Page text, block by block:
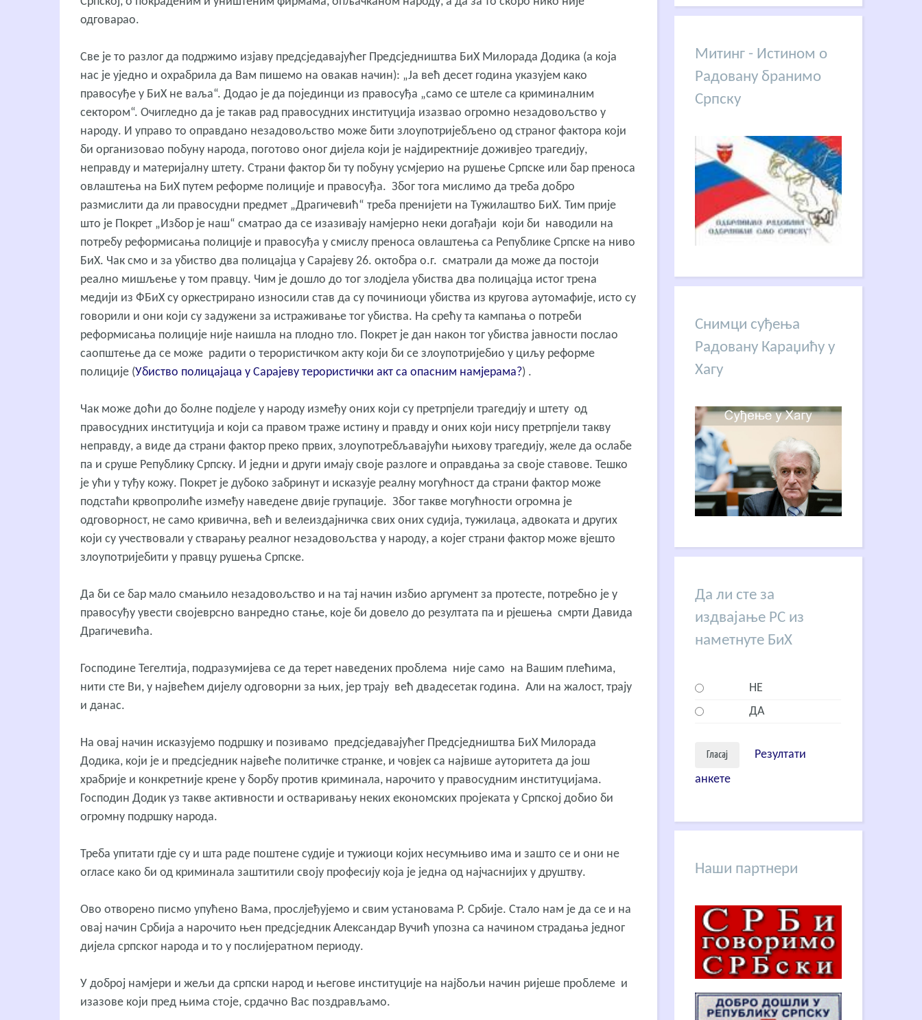
одговарао.
Све је то разлог да подржимо изјаву предсједавајућег Предсједништва БиХ Милорада Додика (а која
нас је уједно и охрабрила да Вам пишемо на овакав начин): „Ја већ десет година указујем како
правосуђе у БиХ не ваља“. Додао је да појединци из правосуђа „само се штеле са криминалним
сектором“. Очигледно да је такав рад правосудних институција изазвао огромно незадовољство у
народу. И управо то оправдано незадовољство може бити злоупотријебљено од страног фактора који
би организовао побуну народа, поготово оног дијела који је најдиректније доживјео трагедију,
неправду и материјалну штету. Страни фактор би ту побуну усмјерио на рушење Српске или бар преноса
овлаштења на БиХ путем реформе полиције и правосуђа. Због тога мислимо да треба добро
размислити да ли правосудни предмет „Драгичевић“ треба пренијети на Тужилаштво БиХ. Тим прије
што је Покрет „Избор је наш“ сматрао да се изазивају намјерно неки догађаји који би наводили на
потребу реформисања полиције и правосуђа у смислу преноса овлаштења са Републике Српске на ниво
БиХ. Чак смо и за убиство два полицајца у Сарајеву 26. октобра о.г. сматрали да може да постоји
реално мишљење у том правцу. Чим је дошло до тог злодјела убиства два полицајца истог трена
медији из ФБиХ су оркестрирано износили став да су починиоци убиства из кругова аутомафије, исто су
говорили и они који су задужени за истраживање тог убиства. На срећу та кампања о потреби
реформисања полиције није наишла на плодно тло. Покрет је дан након тог убиства јавности послао
саопштење да се може радити о терористичком акту који би се злоупотријебио у циљу реформе
полиције (Убиство полицајаца у Сарајеву терористички акт са опасним намјерама?) .
Чак може доћи до болне подјеле у народу између оних који су претрпјели трагедију и штету од
правосудних институција и који са правом траже истину и правду и оних који нису претрпјели такву
неправду, а виде да страни фактор преко првих, злоупотребљавајући њихову трагедију, желе да ослабе
па и сруше Републику Српску. И једни и други имају своје разлоге и оправдања за своје ставове. Тешко
је ући у туђу кожу. Покрет је дубоко забринут и исказује реалну могућност да страни фактор може
подстаћи крвопролиће између наведене двије групације. Због такве могућности огромна је
одговорност, не само кривична, већ и велеиздајничка свих оних судија, тужилаца, адвоката и других
који су учествовали у стварању реалног незадовољства у народу, а којег страни фактор може вјешто
злоупотријебити у правцу рушења Српске.
Да би се бар мало смањило незадовољство и на тај начин избио аргумент за протесте, потребно је у
правосуђу увести својеврсно ванредно стање, које би довело до резултата па и рјешења смрти Давида
Драгичевића.
Господине Тегелтија, подразумијева се да терет наведених проблема није само на Вашим плећима,
нити сте Ви, у највећем дијелу одговорни за њих, јер трају већ двадесетак година. Али на жалост, трају
и данас.
На овај начин исказујемо подршку и позивамо предсједавајућег Предсједништва БиХ Милорада
Додика, који је и предсједник највеће политичке странке, и човјек са највише ауторитета да још
храбрије и конкретније крене у борбу против криминала, нарочито у правосудним институцијама.
Господин Додик уз такве активности и остваривању неких економских пројеката у Српској добио би
огромну подршку народа.
Треба упитати гдје су и шта раде поштене судије и тужиоци којих несумњиво има и зашто се и они не
огласе како би од криминала заштитили своју професију која је једна од најчаснијих у друштву.
Ово отворено писмо упућено Вама, прослјеђујемо и свим установама Р. Србије. Стало нам је да се и на
овај начин Србија а нарочито њен предсједник Александар Вучић упозна са начином страдања једног
дијела српског народа и то у послијератном периоду.
У доброј намјери и жељи да српски народ и његове институције на најбољи начин ријеше проблеме и
изазове који пред њима стоје, срдачно Вас поздрављамо.
Митинг - Истином о
Радовану бранимо
Српску
Снимци суђења
Радовану Караџићу у
Хагу
Да ли сте за
издвајање РС из
наметнуте БиХ
НЕ
ДА
Резултати
анкете
Наши партнери